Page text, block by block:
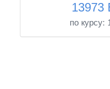
13973
по курсу: